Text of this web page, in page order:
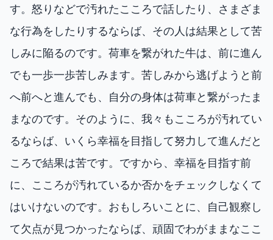
す。怒りなどで汚れたこころで話したり、さまざま
な行為をしたりするならば、その人は結果として苦
しみに陥るのです。荷車を繋がれた牛は、前に進ん
でも一歩一歩苦しみます。苦しみから逃げようと前
へ前へと進んでも、自分の身体は荷車と繋がったま
まなのです。そのように、我々もこころが汚れてい
るならば、いくら幸福を目指して努力して進んだと
ころで結果は苦です。ですから、幸福を目指す前
に、こころが汚れているか否かをチェックしなくて
はいけないのです。おもしろいことに、自己観察し
て欠点が見つかったならば、頑固でわがままなここ